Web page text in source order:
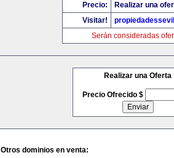
Precio:
Realizar una
Visitar!
Serán consideradas
Realizar una Oferta
Precio Ofrecido $
Otros dominios en venta: